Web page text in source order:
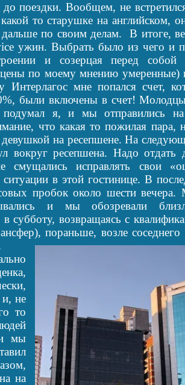
поездки. Вообщем, не
то старушке на английском,
по своим делам.
В итоге,
ужин. Выбрать было из чего и
и созерцая перед собой
по моему мнению умеренные)
Интерлагос мне попался счет,
были включены в счет!
подумал я, и мы отправились на
что какая то пожилая пара,
на ресепшене. На
ресепшена. Надо отдать
смущались исправлять свои
в этой гостинице. В
пробок около шести вечера.
и мы обозревали
субботу, возвращаясь с
пораньше, возле соседнего
и, не
то
и мы
на